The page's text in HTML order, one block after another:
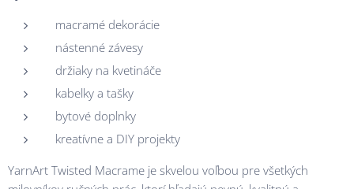
macramé dekorácie
nástenné závesy
držiaky na kvetináče
kabelky a tašky
bytové doplnky
kreatívne a DIY projekty
YarnArt Twisted Macrame je skvelou voľbou pre všetkých